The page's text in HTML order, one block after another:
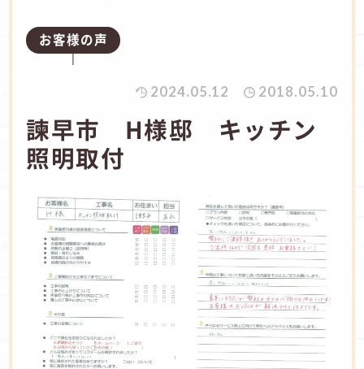
お客様の声
2024.05.12 2018.05.10
諫早市 H様邸 キッチン
照明取付